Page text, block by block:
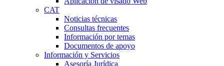
CAT
Noticias técnicas
Consultas frecuentes
Información por temas
Documentos de apoyo
Información y Servicios
Asesoría Jurídica